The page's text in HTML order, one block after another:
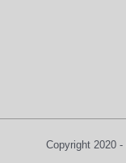
Copyright 2020 -